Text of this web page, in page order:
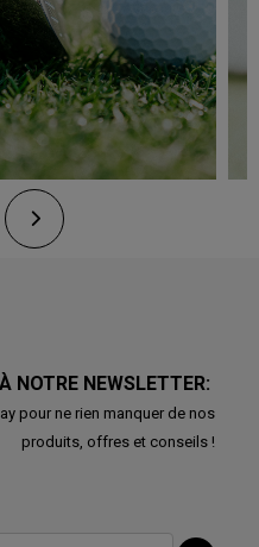
NOTRE NEWSLETTER:
pour ne rien manquer de nos
produits, offres et conseils !